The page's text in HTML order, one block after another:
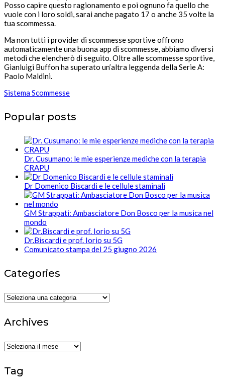
Posso capire questo ragionamento e poi ognuno fa quello che
vuole con i loro soldi, sarai anche pagato 17 o anche 35 volte la
tua scommessa.
Ma non tutti i provider di scommesse sportive offrono
automaticamente una buona app di scommesse, abbiamo diversi
metodi che elencherò di seguito. Oltre alle scommesse sportive,
Gianluigi Buffon ha superato un’altra leggenda della Serie A:
Paolo Maldini.
Sistema Scommesse
Popular posts
Dr. Cusumano: le mie esperienze mediche con la terapia
CRAPU
Dr Domenico Biscardi e le cellule staminali
GM Strappati: Ambasciatore Don Bosco per la musica nel
mondo
Dr.Biscardi e prof. Iorio su 5G
Comunicato stampa del 25 giugno 2026
Categories
Categories
Archives
Archives
Tag